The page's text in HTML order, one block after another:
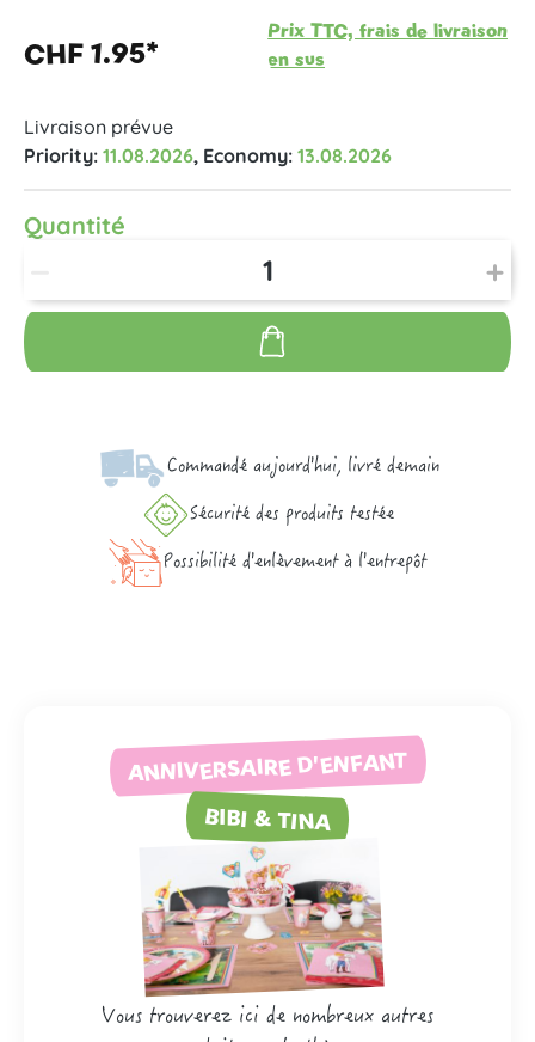
CHF 1.95*
Prix TTC, frais de livraison
en sus
Livraison prévue
Priority: 11.08.2026, Economy: 13.08.2026
Quantité
Commandé aujourd'hui, livré demain
Sécurité des produits testée
Possibilité d'enlèvement à l'entrepôt
ANNIVERSAIRE D'ENFANT
BIBI & TINA
Vous trouverez ici de nombreux autres